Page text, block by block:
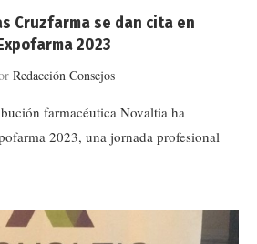
Cruzfarma se dan cita en
2023
Redacción Consejos
farmacéutica Novaltia ha
2023, una jornada profesional